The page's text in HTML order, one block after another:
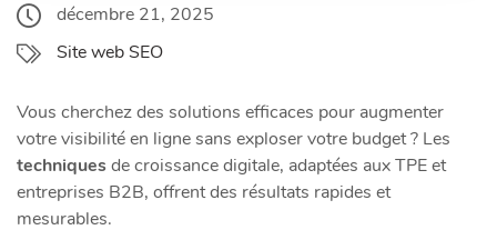
décembre 21, 2025
Site web SEO
Vous cherchez des solutions efficaces pour augmenter
votre visibilité en ligne sans exploser votre budget ? Les
techniquesde croissance digitale, adaptées aux TPE et
entreprises B2B, offrent des résultats rapides et
mesurables.